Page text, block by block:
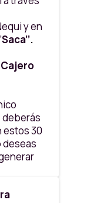
y en
Saca’’.
deberás
estos 30
deseas
sacar